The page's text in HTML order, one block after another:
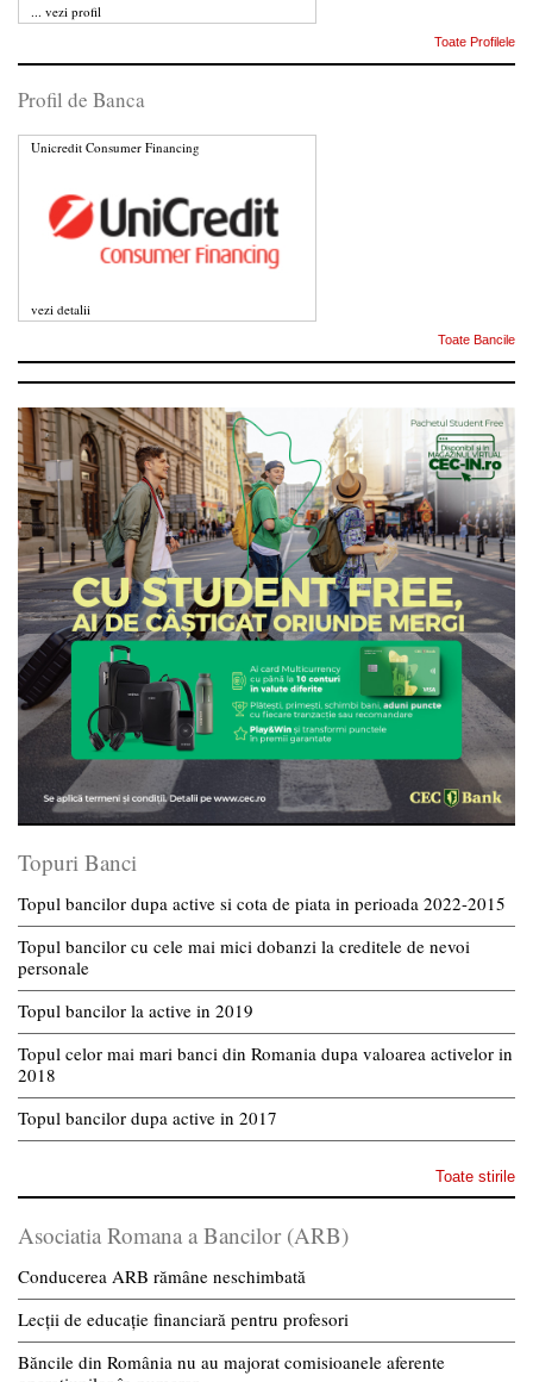
... vezi profil
Toate Profilele
Profil de Banca
Unicredit Consumer Financing
vezi detalii
Toate Bancile
Topuri Banci
Topul bancilor dupa active si cota de piata in perioada 2022-2015
Topul bancilor cu cele mai mici dobanzi la creditele de nevoi
personale
Topul bancilor la active in 2019
Topul celor mai mari banci din Romania dupa valoarea activelor in
2018
Topul bancilor dupa active in 2017
Toate stirile
Asociatia Romana a Bancilor (ARB)
Conducerea ARB rămâne neschimbată
Lecții de educație financiară pentru profesori
Băncile din România nu au majorat comisioanele aferente